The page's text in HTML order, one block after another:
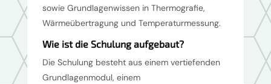
sowie Grundlagenwissen in Thermografie,
Wärmeübertragung und Temperaturmessung.
Wie ist die Schulung aufgebaut?
Die Schulung besteht aus einem vertiefenden
Grundlagenmodul, einem